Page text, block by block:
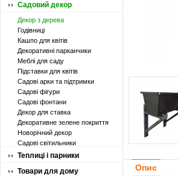
Садовий декор
Декор з дерева
Годівниці
Кашпо для квітів
Декоративні парканчики
Меблі для саду
Підставки для квітів
Садові арки та підтримки
Садові фігури
Садові фонтани
Декор для ставка
Декоративне зелене покриття
Новорічний декор
Садові світильники
Теплиці і парники
Товари для дому
Опис